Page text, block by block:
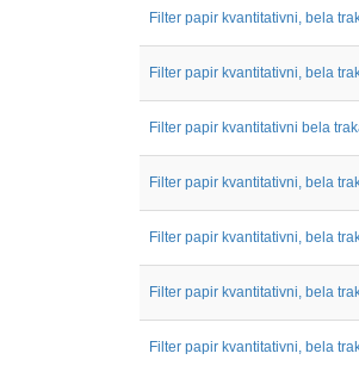
Filter papir kvantitativni, bela
Filter papir kvantitativni, bela
Filter papir kvantitativni bela
Filter papir kvantitativni, bela
Filter papir kvantitativni, bela
Filter papir kvantitativni, bela
Filter papir kvantitativni, bela